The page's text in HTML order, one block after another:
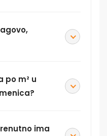
po m² u
ima